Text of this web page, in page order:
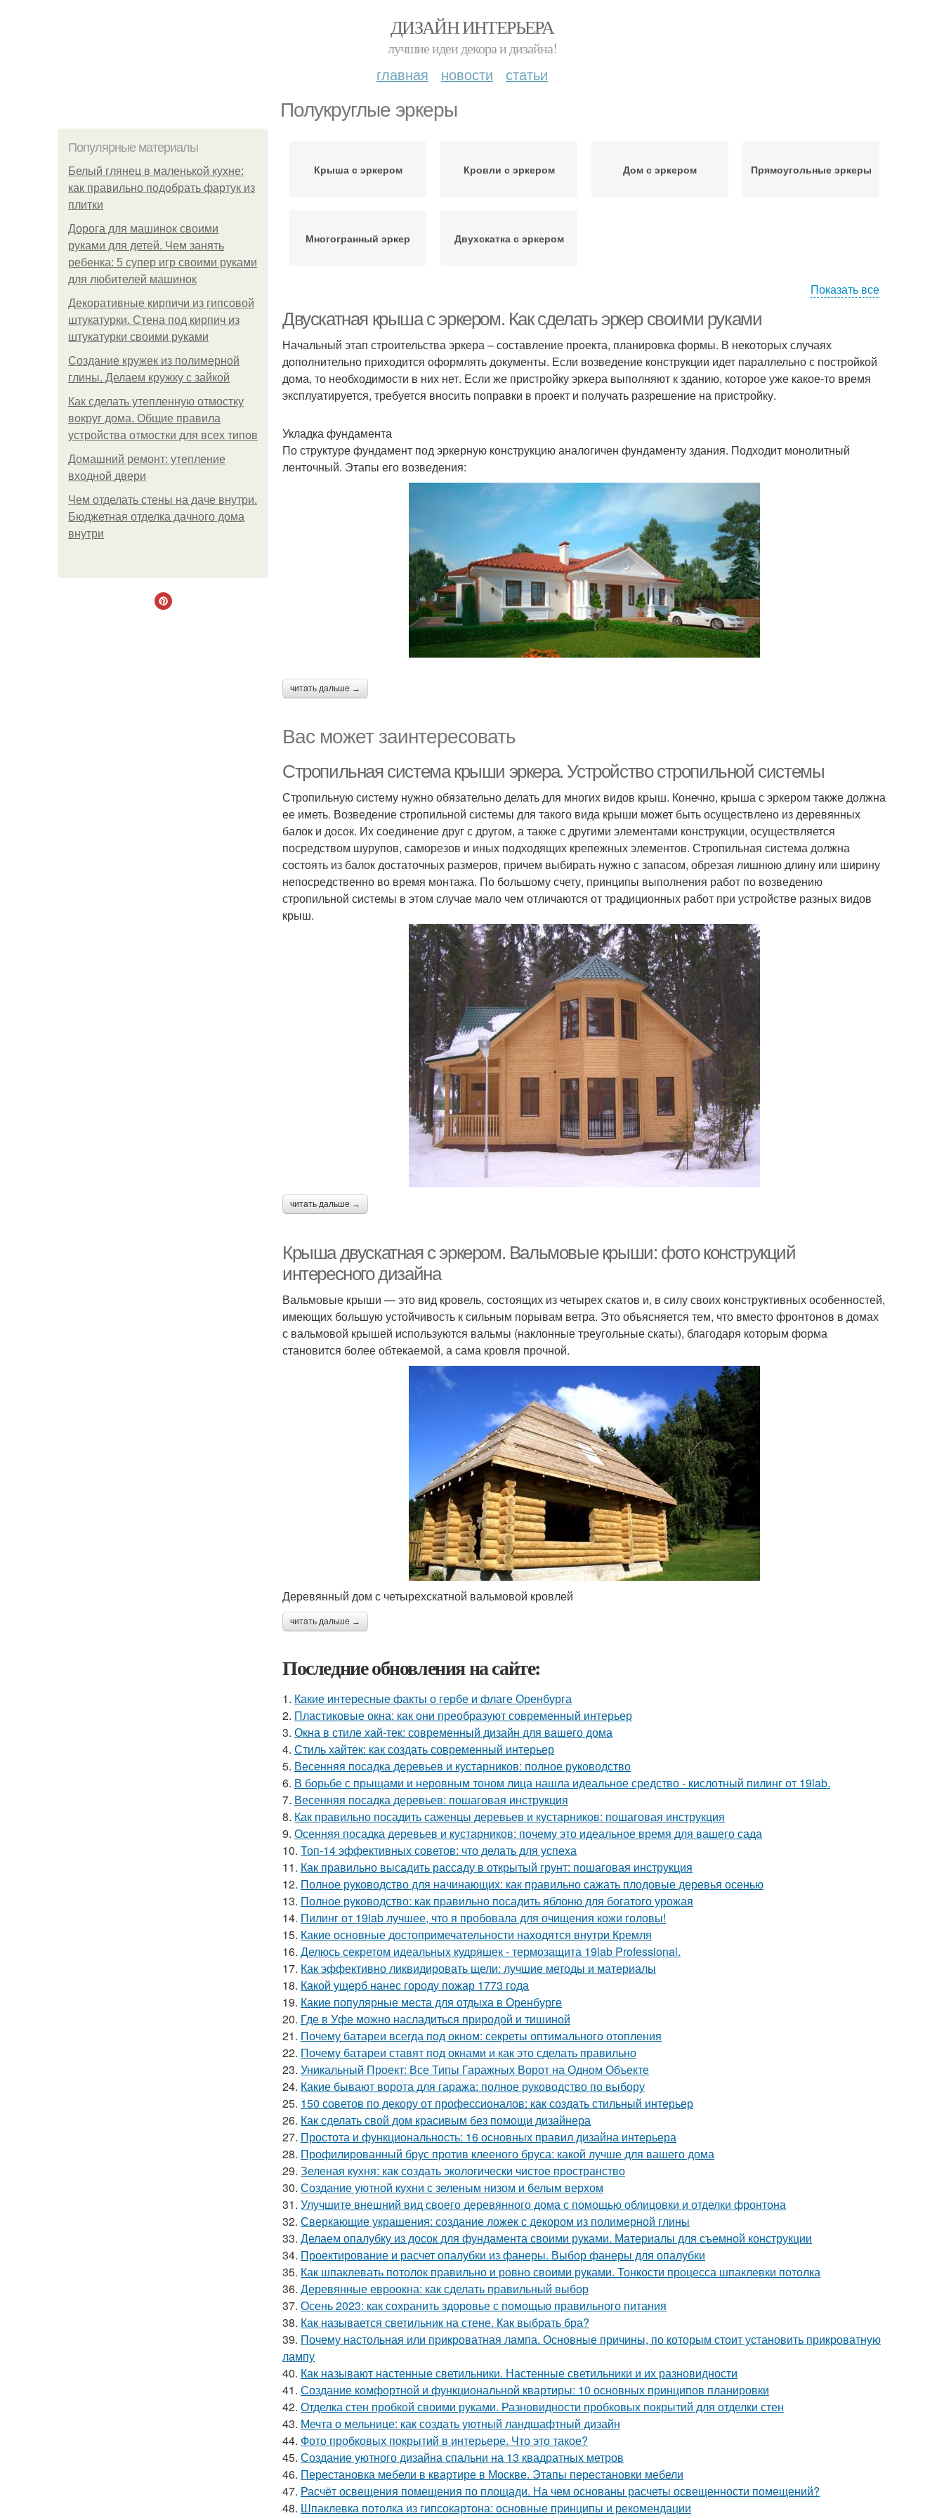
ДИЗАЙН ИНТЕРЬЕРА
лучшие идеи декора и дизайна!
главная новости статьи
Полукруглые эркеры
Популярные материалы
Белый глянец в маленькой кухне:
как правильно подобрать фартук из
плитки
Дорога для машинок своими
руками для детей. Чем занять
ребенка: 5 супер игр своими руками
для любителей машинок
Декоративные кирпичи из гипсовой
штукатурки. Стена под кирпич из
штукатурки своими руками
Создание кружек из полимерной
глины. Делаем кружку с зайкой
Как сделать утепленную отмостку
вокруг дома. Общие правила
устройства отмостки для всех типов
Домашний ремонт: утепление
входной двери
Чем отделать стены на даче внутри.
Бюджетная отделка дачного дома
внутри
Крыша с эркером Кровли с эркером Дом с эркером Прямоугольные эркеры
Многогранный эркер Двухскатка с эркером
Показать все
Двускатная крыша с эркером. Как сделать эркер своими руками
Начальный этап строительства эркера – составление проекта, планировка формы. В некоторых случаях
дополнительно приходится оформлять документы. Если возведение конструкции идет параллельно с постройкой
дома, то необходимости в них нет. Если же пристройку эркера выполняют к зданию, которое уже какое-то время
эксплуатируется, требуется вносить поправки в проект и получать разрешение на пристройку.
Укладка фундамента
По структуре фундамент под эркерную конструкцию аналогичен фундаменту здания. Подходит монолитный
ленточный. Этапы его возведения:
читать дальше →
Вас может заинтересовать
Стропильная система крыши эркера. Устройство стропильной системы
Стропильную систему нужно обязательно делать для многих видов крыш. Конечно, крыша с эркером также должна
ее иметь. Возведение стропильной системы для такого вида крыши может быть осуществлено из деревянных
балок и досок. Их соединение друг с другом, а также с другими элементами конструкции, осуществляется
посредством шурупов, саморезов и иных подходящих крепежных элементов. Стропильная система должна
состоять из балок достаточных размеров, причем выбирать нужно с запасом, обрезая лишнюю длину или ширину
непосредственно во время монтажа. По большому счету, принципы выполнения работ по возведению
стропильной системы в этом случае мало чем отличаются от традиционных работ при устройстве разных видов
крыш.
читать дальше →
Крыша двускатная с эркером. Вальмовые крыши: фото конструкций
интересного дизайна
Вальмовые крыши — это вид кровель, состоящих из четырех скатов и, в силу своих конструктивных особенностей,
имеющих большую устойчивость к сильным порывам ветра. Это объясняется тем, что вместо фронтонов в домах
с вальмовой крышей используются вальмы (наклонные треугольные скаты), благодаря которым форма
становится более обтекаемой, а сама кровля прочной.
Деревянный дом с четырехскатной вальмовой кровлей
читать дальше →
Последние обновления на сайте:
1. Какие интересные факты о гербе и флаге Оренбурга
2. Пластиковые окна: как они преобразуют современный интерьер
3. Окна в стиле хай-тек: современный дизайн для вашего дома
4. Стиль хайтек: как создать современный интерьер
5. Весенняя посадка деревьев и кустарников: полное руководство
6. В борьбе с прыщами и неровным тоном лица нашла идеальное средство - кислотный пилинг от 19lab.
7. Весенняя посадка деревьев: пошаговая инструкция
8. Как правильно посадить саженцы деревьев и кустарников: пошаговая инструкция
9. Осенняя посадка деревьев и кустарников: почему это идеальное время для вашего сада
10. Топ-14 эффективных советов: что делать для успеха
11. Как правильно высадить рассаду в открытый грунт: пошаговая инструкция
12. Полное руководство для начинающих: как правильно сажать плодовые деревья осенью
13. Полное руководство: как правильно посадить яблоню для богатого урожая
14. Пилинг от 19lab лучшее, что я пробовала для очищения кожи головы!
15. Какие основные достопримечательности находятся внутри Кремля
16. Делюсь секретом идеальных кудряшек - термозащита 19lab Professional.
17. Как эффективно ликвидировать щели: лучшие методы и материалы
18. Какой ущерб нанес городу пожар 1773 года
19. Какие популярные места для отдыха в Оренбурге
20. Где в Уфе можно насладиться природой и тишиной
21. Почему батареи всегда под окном: секреты оптимального отопления
22. Почему батареи ставят под окнами и как это сделать правильно
23. Уникальный Проект: Все Типы Гаражных Ворот на Одном Объекте
24. Какие бывают ворота для гаража: полное руководство по выбору
25. 150 советов по декору от профессионалов: как создать стильный интерьер
26. Как сделать свой дом красивым без помощи дизайнера
27. Простота и функциональность: 16 основных правил дизайна интерьера
28. Профилированный брус против клееного бруса: какой лучше для вашего дома
29. Зеленая кухня: как создать экологически чистое пространство
30. Создание уютной кухни с зеленым низом и белым верхом
31. Улучшите внешний вид своего деревянного дома с помощью облицовки и отделки фронтона
32. Сверкающие украшения: создание ложек с декором из полимерной глины
33. Делаем опалубку из досок для фундамента своими руками. Материалы для съемной конструкции
34. Проектирование и расчет опалубки из фанеры. Выбор фанеры для опалубки
35. Как шпаклевать потолок правильно и ровно своими руками. Тонкости процесса шпаклевки потолка
36. Деревянные евроокна: как сделать правильный выбор
37. Осень 2023: как сохранить здоровье с помощью правильного питания
38. Как называется светильник на стене. Как выбрать бра?
39. Почему настольная или прикроватная лампа. Основные причины, по которым стоит установить прикроватную
лампу
40. Как называют настенные светильники. Настенные светильники и их разновидности
41. Создание комфортной и функциональной квартиры: 10 основных принципов планировки
42. Отделка стен пробкой своими руками. Разновидности пробковых покрытий для отделки стен
43. Мечта о мельнице: как создать уютный ландшафтный дизайн
44. Фото пробковых покрытий в интерьере. Что это такое?
45. Создание уютного дизайна спальни на 13 квадратных метров
46. Перестановка мебели в квартире в Москве. Этапы перестановки мебели
47. Расчёт освещения помещения по площади. На чем основаны расчеты освещенности помещений?
48. Шпаклевка потолка из гипсокартона: основные принципы и рекомендации